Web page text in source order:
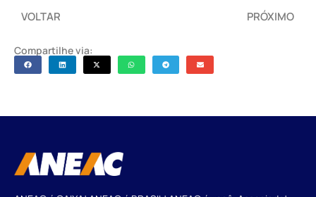
Compartilhe via:
VOLTAR PRÓXIMO